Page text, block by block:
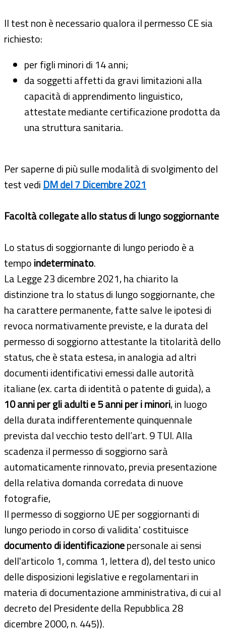
Il test non è necessario qualora il permesso CE sia
richiesto:
per figli minori di 14 anni;
da soggetti affetti da gravi limitazioni alla
capacità di apprendimento linguistico,
attestate mediante certificazione prodotta da
una struttura sanitaria.
Per saperne di più sulle modalità di svolgimento del
test vedi DM del 7 Dicembre 2021
Facoltà collegate allo status di lungo soggiornante
Lo status di soggiornante di lungo periodo è a
tempoindeterminato.
La Legge 23 dicembre 2021, ha chiarito la
distinzione tra lo status di lungo soggiornante, che
ha carattere permanente, fatte salve le ipotesi di
revoca normativamente previste, e la durata del
permesso di soggiorno attestante la titolarità dello
status, che è stata estesa, in analogia ad altri
documenti identificativi emessi dalle autorità
italiane (ex. carta di identità o patente di guida), a
10 anni per gli adulti e 5 anni per i minori, in luogo
della durata indifferentemente quinquennale
prevista dal vecchio testo dell’art. 9 TUI. Alla
scadenza il permesso di soggiorno sarà
automaticamente rinnovato, previa presentazione
della relativa domanda corredata di nuove
fotografie,
Il permesso di soggiorno UE per soggiornanti di
lungo periodo in corso di validita' costituisce
documento di identificazionepersonale ai sensi
dell'articolo 1, comma 1, lettera d), del testo unico
delle disposizioni legislative e regolamentari in
materia di documentazione amministrativa, di cui al
decreto del Presidente della Repubblica 28
dicembre 2000, n. 445)).